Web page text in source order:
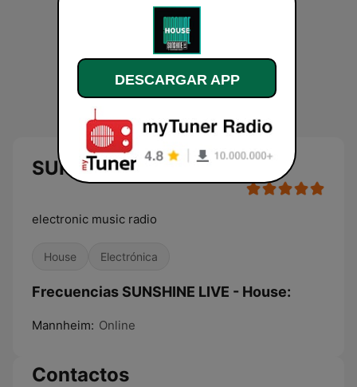
SUNSHINE LIVE - House
electronic music radio
House Electrónica
Frecuencias SUNSHINE LIVE - House:
Mannheim: Online
Contactos
DESCARGAR APP